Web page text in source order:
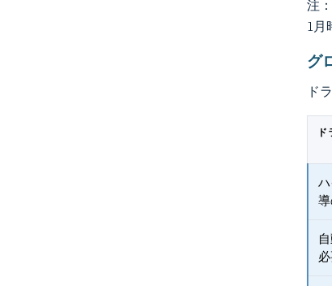
注
1月
グ
ド